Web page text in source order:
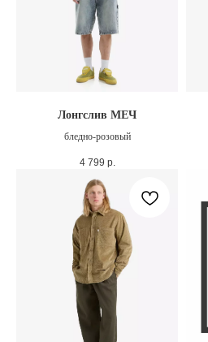
Лонгслив МЕЧ
бледно-розовый
4 799 р.